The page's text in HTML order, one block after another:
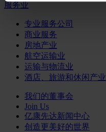
服务业
专业服务公司
商业服务
房地产业
航空运输业
运输与物流业
酒店、旅游和休闲产业
我们的董事会
Join Us
亿康先达新闻中心
创造更美好的世界